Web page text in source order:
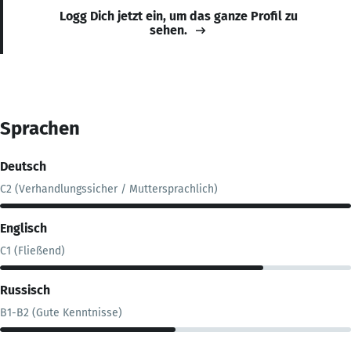
Logg Dich jetzt ein, um das ganze Profil zu
sehen.
Sprachen
Deutsch
C2 (Verhandlungssicher / Muttersprachlich)
Englisch
C1 (Fließend)
Russisch
B1-B2 (Gute Kenntnisse)